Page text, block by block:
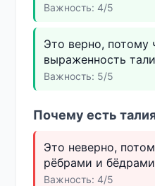
Важность: 4/5
Это верно, потому
выраженность
Важность: 5/5
Почему есть
Это неверно,
рёбрами и
Важность: 4/5